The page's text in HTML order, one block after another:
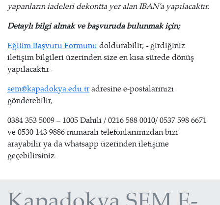
yapanların iadeleri dekontta yer alan IBAN’a yapılacaktır.
Detaylı bilgi almak ve başvuruda bulunmak için;
Eğitim Başvuru Formunudoldurabilir, - girdiğiniz
iletişim bilgileri üzerinden size en kısa sürede dönüş
yapılacaktır -
sem@kapadokya.edu.tradresine e-postalarınızı
gönderebilir,
0384 353 5009 – 1005 Dahili / 0216 588 0010/ 0537 598 6671
ve 0530 143 9886 numaralı telefonlarımızdan bizi
arayabilir ya da whatsapp üzerinden iletişime
geçebilirsiniz.